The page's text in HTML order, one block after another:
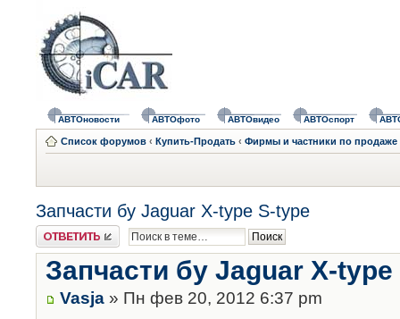
АВТОновости АВТОфото АВТОвидео АВТОспорт
Список форумов ‹ Купить-Продать ‹ Фирмы и частники по продаже
Запчасти бу Jaguar X-type S-type
Ответить
Запчасти бу Jaguar X-
Vasja » Пн фев 20, 2012 6:37 pm